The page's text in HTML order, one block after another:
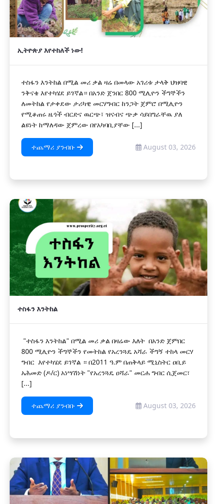
ኢትዮጵያ እየተከለች ነው!
ተስፋን እንትከል በሚል መሪ ቃል ዛሬ በመላው አገሪቱ ታላቅ ህዝባዊ
ንቅናቄ እየተካሄደ ይገኛል። በአንድ ጀንበር 800 ሚሊዮን ችግኞችን
ለመትከል የታቀደው ታሪካዊ መርሃግብር ከንጋት ጀምሮ በሚሊዮን
የሚቆጠሩ ዜጎች ብርድና ዉርጭ፣ ዝናብና ጭቃ ሳይበግራቸዉ ያለ
ልዩነት ከማለዳው ጀምረው በየአካባቢያቸው [...]
ተጨማሪ ያንብቡ August 03, 2026
ተስፋን እንትከል
"ተስፋን እንትከል" በሚል መሪ ቃል በዛሬው እለት በአንድ ጀምበር
800 ሚሊዮን ችግኞችን የመትከል የአረንጓዴ አሻራ ችግኝ ተከላ መርሃ
ግብር እየተካሄደ ይገኛል ። በ2011 ዓ.ም በጠቅላይ ሚኒስትር ዐቢይ
አሕመድ (ዶ/ር) አነሣሽነት "የአረንጓዴ ዐሻራ" መርሐ ግብር ሲጀመር፣
[...]
ተጨማሪ ያንብቡ August 03, 2026